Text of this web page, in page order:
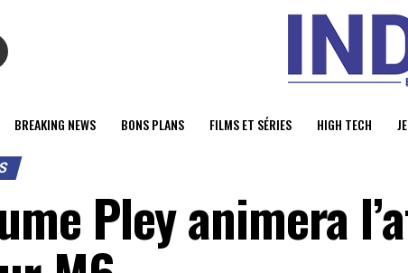
BREAKING NEWS BONS PLANS FILMS ET SÉRIES HIGH TECH
Pley animera